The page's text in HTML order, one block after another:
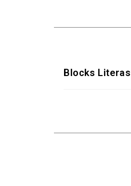
Blocks